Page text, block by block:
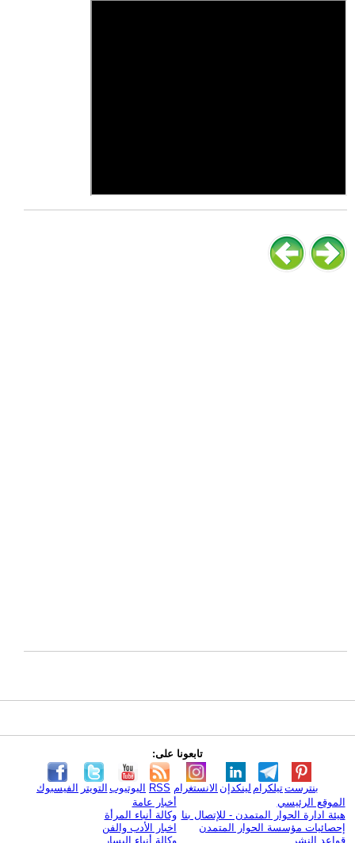
تابعونا على:
الفيسبوك التويتر اليوتيوب RSS الانستغرام لينكدإن تيلكرامبنترست
الموقع الرئيسي
هيئة ادارة الحوار المتمدن - للإتصال بنا
إحصائيات مؤسسة الحوار المتمدن
قواعد النشر
أخبار عامة
وكالة أنباء المرأة
اخبار الأدب والفن
وكالة أنباء اليسار